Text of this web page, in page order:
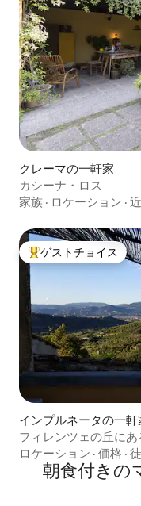
クレーマの一軒家
カシーナ・ロス
家族 · ロケーション ·
大好評のゲストチョ
ゲストチョイス
インプルネータの一軒
フィレンツェの丘に
ロケーション · 価格 ·
朝食付きの